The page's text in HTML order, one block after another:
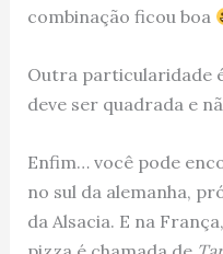
combinação ficou boa
Outra particularidade
deve ser quadrada e
Enfim… você pode
no sul da alemanha,
da Alsacia. E na